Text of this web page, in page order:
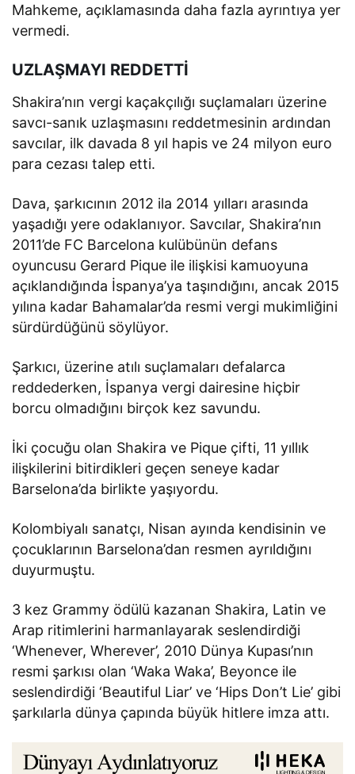
Mahkeme, açıklamasında daha fazla ayrıntıya yer
vermedi.
UZLAŞMAYI REDDETTİ
Shakira’nın vergi kaçakçılığı suçlamaları üzerine
savcı-sanık uzlaşmasını reddetmesinin ardından
savcılar, ilk davada 8 yıl hapis ve 24 milyon euro
para cezası talep etti.
Dava, şarkıcının 2012 ila 2014 yılları arasında
yaşadığı yere odaklanıyor. Savcılar, Shakira’nın
2011’de FC Barcelona kulübünün defans
oyuncusu Gerard Pique ile ilişkisi kamuoyuna
açıklandığında İspanya’ya taşındığını, ancak 2015
yılına kadar Bahamalar’da resmi vergi mukimliğini
sürdürdüğünü söylüyor.
Şarkıcı, üzerine atılı suçlamaları defalarca
reddederken, İspanya vergi dairesine hiçbir
borcu olmadığını birçok kez savundu.
İki çocuğu olan Shakira ve Pique çifti, 11 yıllık
ilişkilerini bitirdikleri geçen seneye kadar
Barselona’da birlikte yaşıyordu.
Kolombiyalı sanatçı, Nisan ayında kendisinin ve
çocuklarının Barselona’dan resmen ayrıldığını
duyurmuştu.
3 kez Grammy ödülü kazanan Shakira, Latin ve
Arap ritimlerini harmanlayarak seslendirdiği
‘Whenever, Wherever’, 2010 Dünya Kupası’nın
resmi şarkısı olan ‘Waka Waka’, Beyonce ile
seslendirdiği ‘Beautiful Liar’ ve ‘Hips Don’t Lie’ gibi
şarkılarla dünya çapında büyük hitlere imza attı.